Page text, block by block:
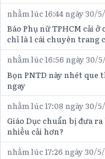
nhằm lúc 16:44 ngày 30/
Báo Phụ nữ TPHCM cải
chỉ là 1 cái chuyên trang
nhằm lúc 16:56 ngày 30/
Bọn PNTD này nhét que
ngay
nhằm lúc 17:08 ngày 30/
Giáo Dục chuẩn bị đưa
nhiều cải hơn?
nhằm lúc 17:26 ngày 30/